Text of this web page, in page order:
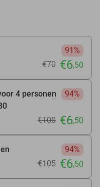
91%
€70 €6,50
4 personen
94%
€100 €6,50
94%
€105 €6,50